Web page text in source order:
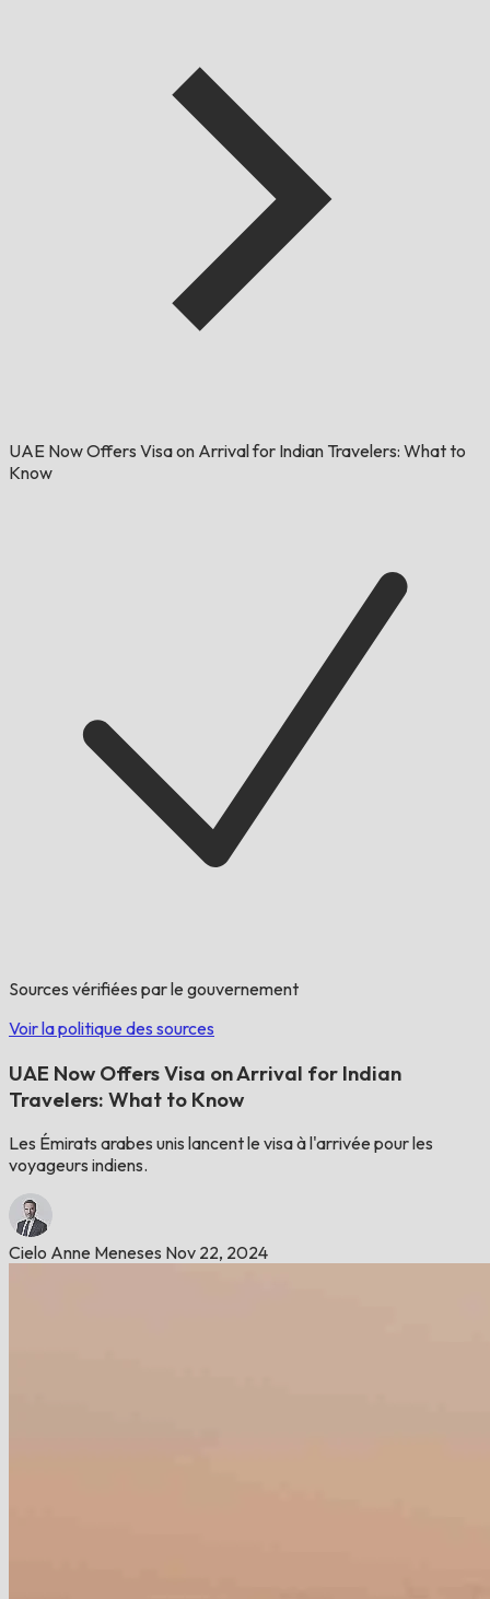
UAE Now Offers Visa on Arrival for Indian Travelers: What to
Know
Sources vérifiées par le gouvernement
Voir la politique des sources
UAE Now Offers Visa on Arrival for Indian
Travelers: What to Know
Les Émirats arabes unis lancent le visa à l'arrivée pour les
voyageurs indiens.
Cielo Anne Meneses Nov 22, 2024